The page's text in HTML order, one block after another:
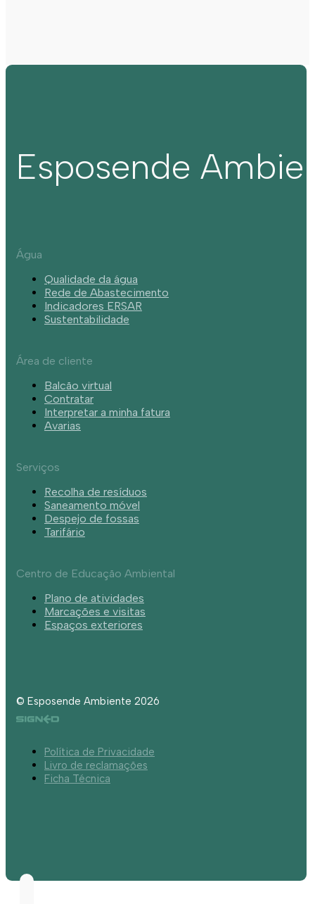
Esposende
Água
Qualidade da água
Rede de Abastecimento
Indicadores ERSAR
Sustentabilidade
Área de cliente
Balcão virtual
Contratar
Interpretar a minha fatura
Avarias
Serviços
Recolha de resíduos
Saneamento móvel
Despejo de fossas
Tarifário
Centro de Educação Ambiental
Plano de atividades
Marcações e visitas
Espaços exteriores
© Esposende Ambiente 2026
Política de Privacidade
Livro de reclamações
Ficha Técnica